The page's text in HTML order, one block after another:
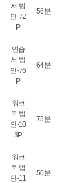
서 법
인-72
P
56분
연습
서 법
인-76
P
64분
워크
북 법
인-10
3P
75분
워크
북 법
인-11
50분